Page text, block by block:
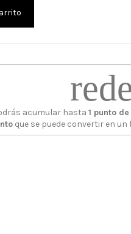
acumular hasta1 punto
que se puede convertir en un